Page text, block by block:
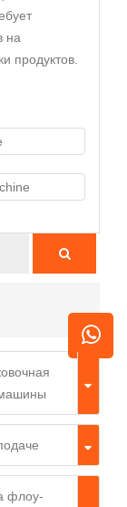
на
продуктов.
флоу-